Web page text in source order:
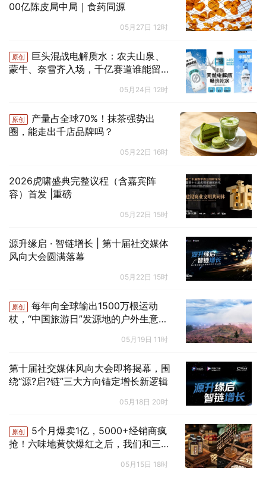
00亿陈皮局中局｜食药同源
05月27日 12时
原创
巨头混战电解质水：农夫山泉、
蒙牛、奈雪齐入场，千亿赛道谁能留在
05月24日 12时
原创
产量占全球70%！抹茶强势出
圈，能走出千店品牌吗？
05月22日 16时
2026虎啸盛典完整议程（含嘉宾阵
容）首发 |重磅
05月22日 15时
源升缘启 · 智链增长 | 第十届社交媒体
风向大会圆满落幕
05月22日 15时
原创
每年向全球输出1500万根运动
杖，“中国旅游日”发源地的户外生意经
05月19日 11时
第十届社交媒体风向大会即将揭幕，围
绕“源?启?链”三大方向锚定增长新逻辑
05月18日 20时
原创
5个月爆卖1亿，5000+经销商疯
抢！六味地黄饮爆红之后，我们和三个
05月15日 18时